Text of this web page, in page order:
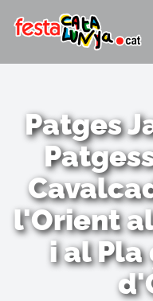
Patges
l'Orient
i al Pla